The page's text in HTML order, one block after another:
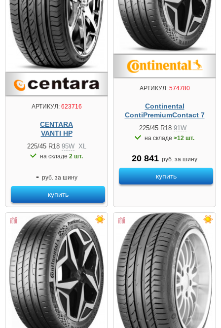
АРТИКУЛ:623716
CENTARA
VANTI HP
225/45 R18 95W XL
на складе 2 шт.
- руб. за шину
купить
АРТИКУЛ:574780
Continental
ContiPremiumContact 7
225/45 R18 91W
на складе >12 шт.
20 841 руб. за шину
купить